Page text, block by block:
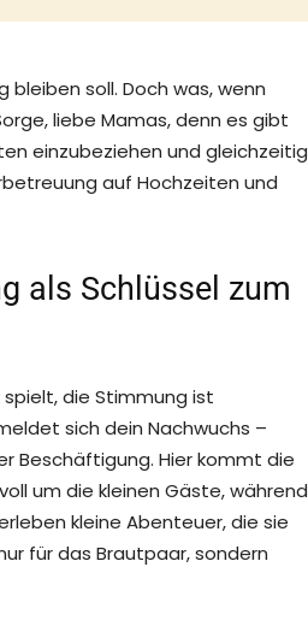
soll. Doch was, wenn
liebe Mamas, denn es gibt
einzubeziehen und gleichzeitig
auf Hochzeiten und
als Schlüssel zum
spielt, die Stimmung ist
sich dein Nachwuchs –
Beschäftigung. Hier kommt die
um die kleinen Gäste, während
kleine Abenteuer, die sie
für das Brautpaar, sondern